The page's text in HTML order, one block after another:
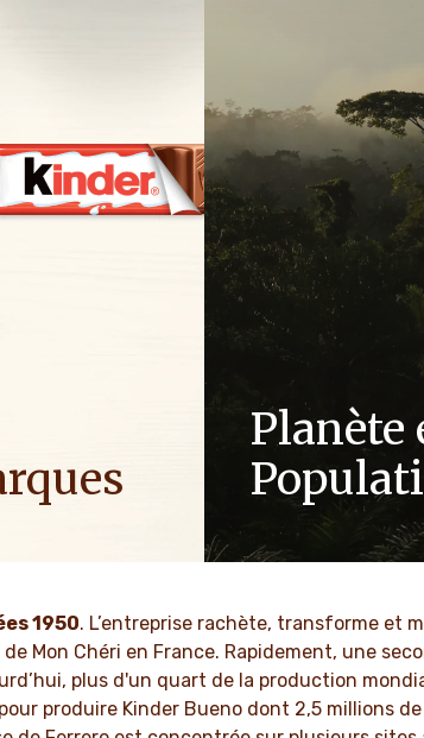
Planète
En tant qu'entreprise
valeurs telles que le
EN SAVOIR PLUS
1950. L’entreprise rachète, transforme et
Mon Chéri en France. Rapidement, une
plus d'un quart de la production
produire Kinder Bueno dont 2,5 millions